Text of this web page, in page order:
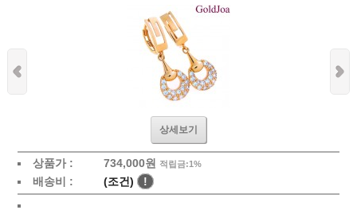
상세보기
상품가 : 734,000원 적립금:1%
배송비 : (조건) !